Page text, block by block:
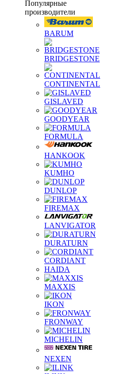
Популярные
производители
BARUM
BRIDGESTONE
CONTINENTAL
GISLAVED
GOODYEAR
FORMULA
HANKOOK
KUMHO
DUNLOP
FIREMAX
LANVIGATOR
DURATURN
CORDIANT
HAIDA
MAXXIS
IKON
FRONWAY
MICHELIN
NEXEN